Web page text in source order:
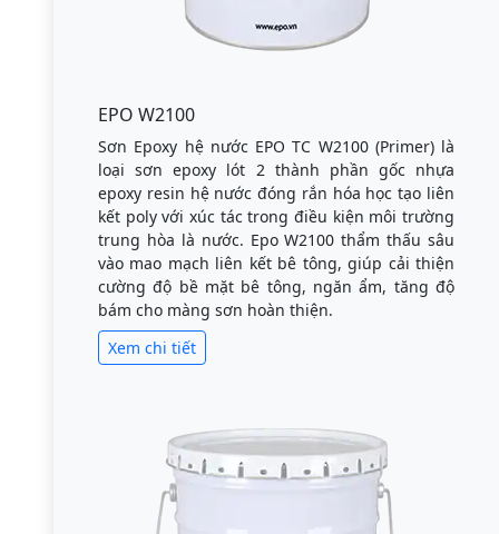
EPO W2100
Sơn Epoxy hệ nước EPO TC W2100 (Primer) là
loại sơn epoxy lót 2 thành phần gốc nhựa
epoxy resin hệ nước đóng rắn hóa học tạo liên
kết poly với xúc tác trong điều kiện môi trường
trung hòa là nước. Epo W2100 thẩm thấu sâu
vào mao mạch liên kết bê tông, giúp cải thiện
cường độ bề mặt bê tông, ngăn ẩm, tăng độ
bám cho màng sơn hoàn thiện.
Xem chi tiết